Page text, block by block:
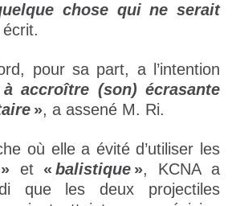
chose qui ne serait
pour sa part, a l’intention
accroître (son) écrasante
», a assené M. Ri.
où elle a évité d’utiliser les
et «balistique », KCNA a
que les deux projectiles